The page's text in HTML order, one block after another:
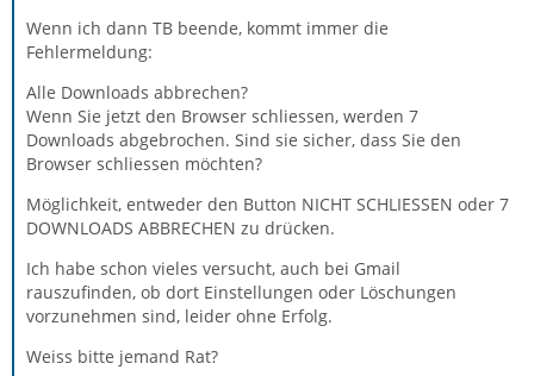
Wenn ich dann TB beende, kommt immer die
Fehlermeldung:
Alle Downloads abbrechen?
Wenn Sie jetzt den Browser schliessen, werden 7
Downloads abgebrochen. Sind sie sicher, dass Sie den
Browser schliessen möchten?
Möglichkeit, entweder den Button NICHT SCHLIESSEN oder 7
DOWNLOADS ABBRECHEN zu drücken.
Ich habe schon vieles versucht, auch bei Gmail
rauszufinden, ob dort Einstellungen oder Löschungen
vorzunehmen sind, leider ohne Erfolg.
Weiss bitte jemand Rat?